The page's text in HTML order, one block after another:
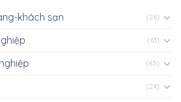
khách sạn (26)
(63)
(65)
(24)